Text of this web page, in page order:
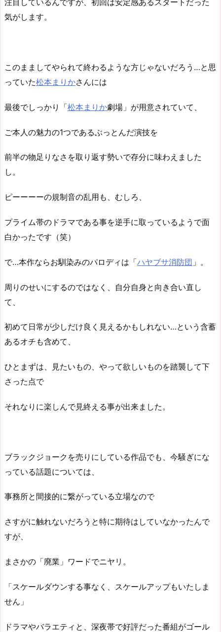
注目しているんですが、初回は安定感あるスタートだった
気がします。
このまましてやられて終わるような方じゃないだろう…と思
っていた松本まりかさんには
最後でしっかり「松本まりか劇場」が用意されていて、
ご本人の魅力の1つであるぶっとんだ演技を
前半の物足りなさを取り返す勢いで存分に味わえました
し。
ピーーーーの規制音の乱用も、むしろ、
プライム帯のドラマである事を逆手に取っているようで面
白かったです（笑）
で…本作ならお馴染みのパロディは「ハヤブサ消防団 」。
周りのせいにするのではなく、自分自身と向き合い直し
て、
初めて日常が少しだけ良く見えるかもしれない…という含蓄
あるオチも含めて、
ひとまずは、見たいもの、やって欲しいものを踏襲して下
さった点で
それなりに楽しんで見終える事が出来ました。
ブラックジョークを売りにしている作品でも、今騒ぎにな
っている話題については、
事務所と間接的に繋がっている立場なので
さすがに触れないだろうと特に期待はしていなかったんで
すが、
まさかの「廃業」ワードでニヤリ。
「スケールダウンする事なく、スケールアップもいたしま
せん」
ドラマやバラエティと、深夜帯で好評だった番組がゴール